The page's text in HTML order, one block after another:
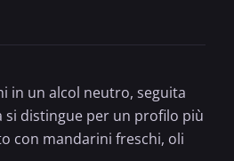
in un alcol neutro, seguita
si distingue per un profilo più
con mandarini freschi, oli